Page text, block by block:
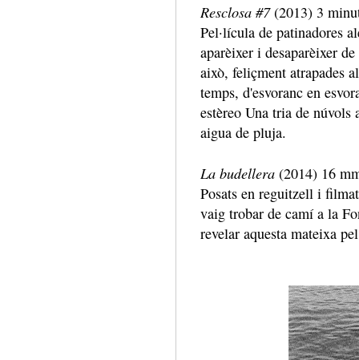
Resclosa #7(2013) 3
Pel·lícula de patinadores
aparèixer i desaparèixer
això, feliçment atrapades
temps, d'esvoranc en
estèreo Una tria de núvols
aigua de pluja.
La budellera (2014) 16
Posats en reguitzell i
vaig trobar de camí a la
revelar aquesta mateixa